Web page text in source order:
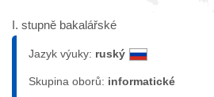
I. stupně bakalářské
Jazyk výuky: ruský
Skupina oborů: informatické